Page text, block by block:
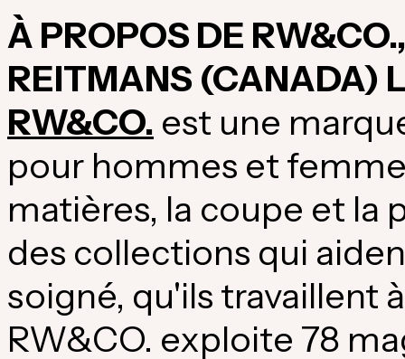
À PROPOS DE
REITMANS (CANADA)
RW&CO. est une
pour hommes et
matières, la coupe et la
des collections qui
soigné, qu'ils travaillent
RW&CO. exploite 78